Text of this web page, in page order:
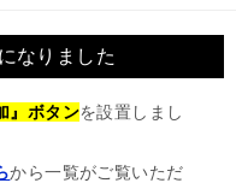
なりました
』ボタンを設置しまし
から一覧がご覧いただ